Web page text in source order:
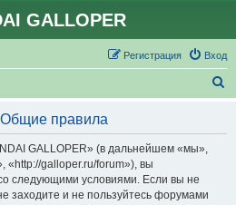
GALLOPER
Вход
Регистрация
правила
GALLOPER» (в дальнейшем «мы»,
«http://galloper.ru/forum»), вы
следующими условиями. Если вы не
заходите и не пользуйтесь форумами